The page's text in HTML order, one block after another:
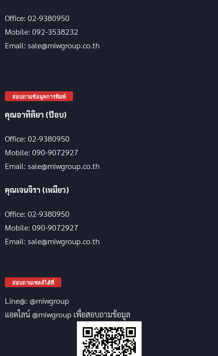
Office: 02-9380950
Mobile: 092-3538232
Email: sale@miwgroup.co.th
สอบถามข้อมูลการพิมพ์
คุณอาทิติยา (ป๊อบ)
Office: 02-9380950
Mobile: 090-9072927
Email: sale@miwgroup.co.th
คุณเจนจิรา (เหมียว)
Office: 02-9380950
Mobile: 090-9072927
Email: sale@miwgroup.co.th
สอบถามเซลล์ได้ที่
Line@: @miwgroup
แอดไลน์ @miwgroup เพื่อสอบถามข้อมูล